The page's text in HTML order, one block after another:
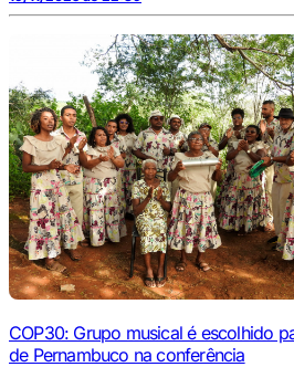
COP30: Grupo musical é escolhido
de Pernambuco na conferência